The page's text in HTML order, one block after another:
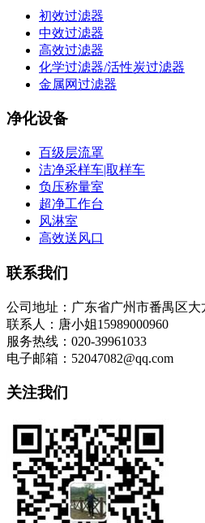
初效过滤器
中效过滤器
高效过滤器
化学过滤器/活性炭过滤器
金属网过滤器
净化设备
百级层流罩
洁净采样车|取样车
负压称量室
超净工作台
风淋室
高效送风口
联系我们
公司地址：广东省广州市番禺区大
联系人：唐小姐15989000960
服务热线：020-39961033
电子邮箱：52047082@qq.com
关注我们